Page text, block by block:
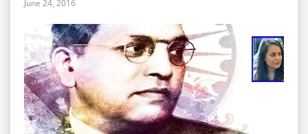
June 24, 2016